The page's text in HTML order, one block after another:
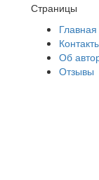
Страницы
Главная
Об
Отзывы